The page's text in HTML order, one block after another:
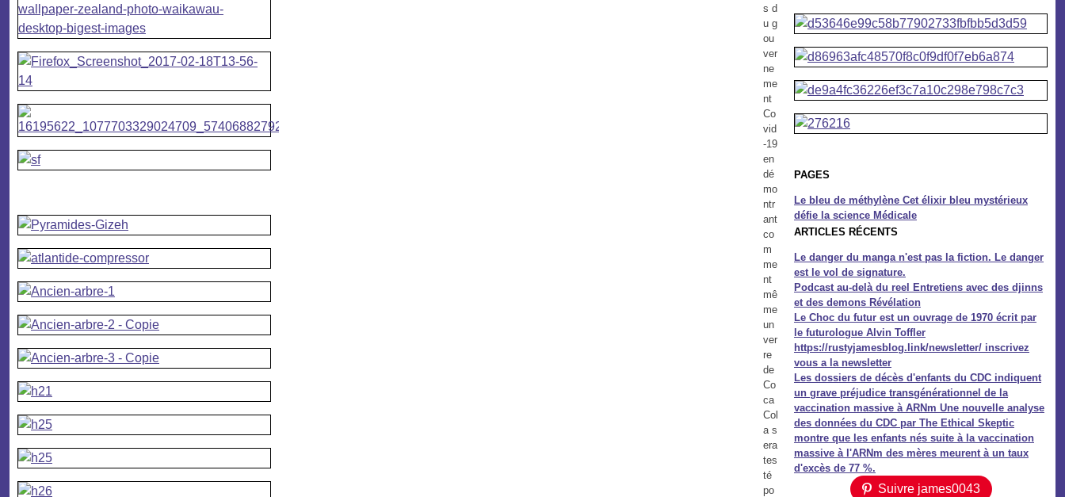
s d
u g
ou
ver
ne
me
nt
Co
vid
-19
en
dé
mo
ntr
ant
co
m
me
nt
mê
me
un
ver
re
de
Co
ca
Col
a s
era
tes
té
po
PAGES
Le bleu de méthylène Cet élixir bleu mystérieux
défie la science Médicale
ARTICLES RÉCENTS
Le danger du manga n'est pas la fiction. Le danger
est le vol de signature.
Podcast au-delà du reel Entretiens avec des djinns
et des demons Révélation
Le Choc du futur est un ouvrage de 1970 écrit par
le futurologue Alvin Toffler
https://rustyjamesblog.link/newsletter/ inscrivez
vous a la newsletter
Les dossiers de décès d'enfants du CDC indiquent
un grave préjudice transgénérationnel de la
vaccination massive à ARNm Une nouvelle analyse
des données du CDC par The Ethical Skeptic
montre que les enfants nés suite à la vaccination
massive à l'ARNm des mères meurent à un taux
d'excès de 77 %.
Suivre james0043